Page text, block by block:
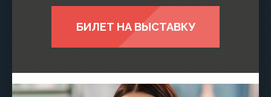
БИЛЕТ НА ВЫСТАВКУ